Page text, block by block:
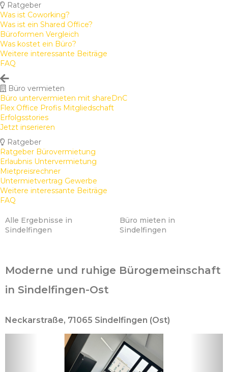
Ratgeber
Was ist Coworking?
Was ist ein Shared Office?
Büroformen Vergleich
Was kostet ein Büro?
Weitere interessante Beiträge
FAQ
Büro vermieten
Büro untervermieten mit shareDnC
Flex Office Profis Mitgliedschaft
Erfolgsstories
Jetzt inserieren
Ratgeber
Ratgeber Bürovermietung
Erlaubnis Untervermietung
Mietpreisrechner
Untermietvertrag Gewerbe
Weitere interessante Beiträge
FAQ
Alle Ergebnisse in
Sindelfingen
Büro mieten in
Sindelfingen
Moderne und ruhige Bürogemeinschaft
in Sindelfingen-Ost
Neckarstraße, 71065 Sindelfingen (Ost)